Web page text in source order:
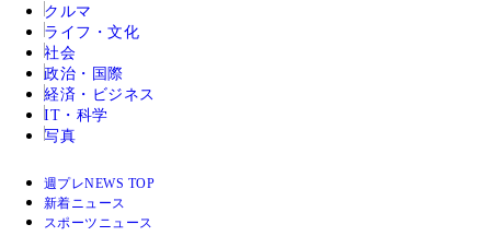
クルマ
ライフ・文化
社会
政治・国際
経済・ビジネス
IT・科学
写真
週プレNEWS TOP
新着ニュース
スポーツニュース